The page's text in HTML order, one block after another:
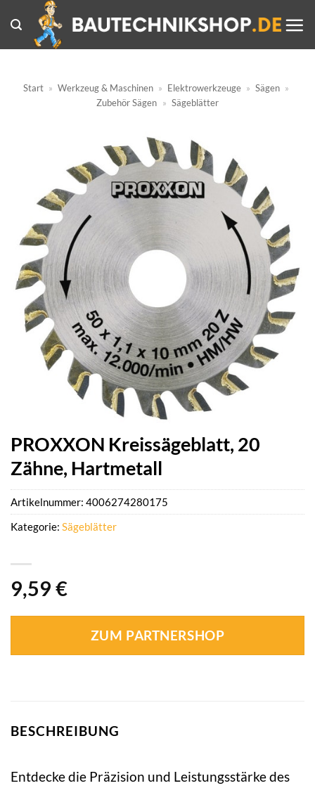
Inhalt
springen
Start » Werkzeug & Maschinen » Elektrowerkzeuge » Sägen »
Zubehör Sägen » Sägeblätter
PROXXON Kreissägeblatt, 20
Zähne, Hartmetall
9,59 €
ZUM PARTNERSHOP
Artikelnummer: 4006274280175
Kategorie: Sägeblätter
BESCHREIBUNG
Entdecke die Präzision und Leistungsstärke des